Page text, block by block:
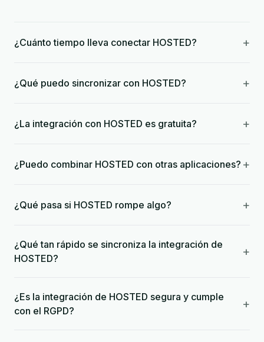
¿Cuánto tiempo lleva conectar HOSTED? +
¿Qué puedo sincronizar con HOSTED? +
¿La integración con HOSTED es gratuita? +
¿Puedo combinar HOSTED con otras aplicaciones? +
¿Qué pasa si HOSTED rompe algo? +
¿Qué tan rápido se sincroniza la integración de
HOSTED?
+
¿Es la integración de HOSTED segura y cumple
con el RGPD?
+